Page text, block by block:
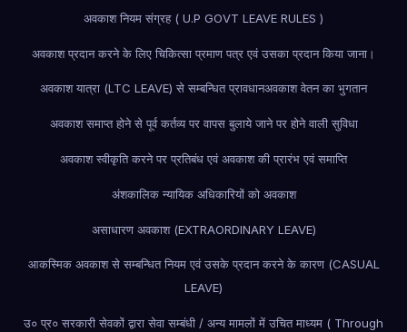
अवकाश नियम संग्रह ( U.P GOVT LEAVE RULES )
अवकाश प्रदान करने के लिए चिकित्सा प्रमाण पत्र एवं उसका प्रदान किया जाना।
अवकाश यात्रा (LTC LEAVE) से सम्बन्धित प्रावधानअवकाश वेतन का भुगतान
अवकाश समाप्त होने से पूर्व कर्तव्य पर वापस बुलाये जाने पर होने वाली सुविधा
अवकाश स्वीकृति करने पर प्रतिबंध एवं अवकाश की प्रारंभ एवं समाप्ति
अंशकालिक न्यायिक अधिकारियों को अवकाश
असाधारण अवकाश (EXTRAORDINARY LEAVE)
आकस्मिक अवकाश से सम्बन्धित नियम एवं उसके प्रदान करने के कारण (CASUAL
LEAVE)
उ० प्र० सरकारी सेवकों द्वारा सेवा सम्बंधी / अन्य मामलों में उचित माध्यम ( Through